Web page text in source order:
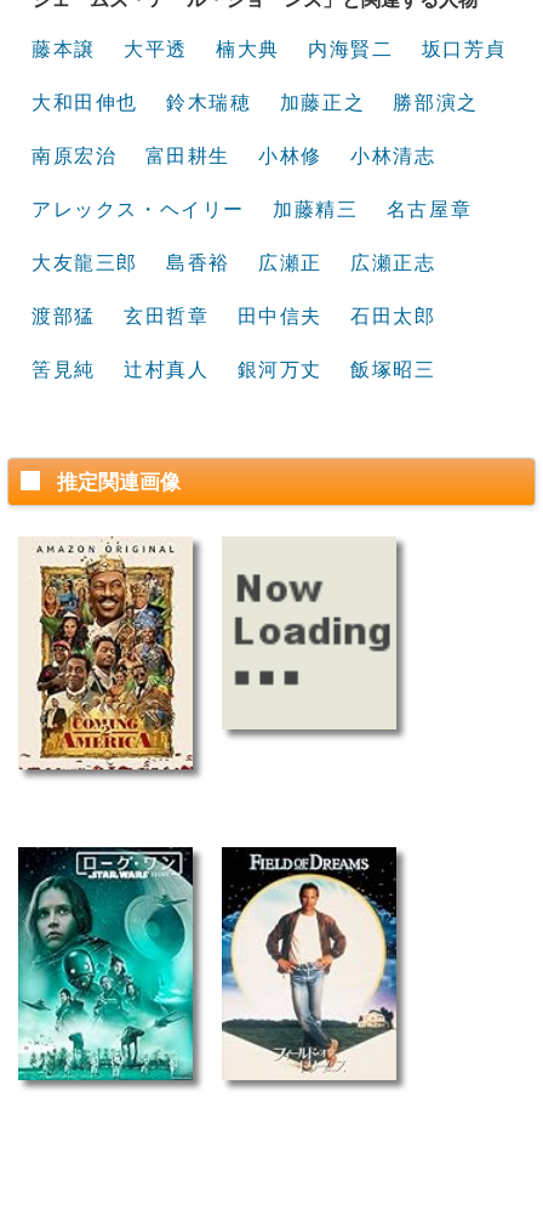
藤本譲 大平透 楠大典 内海賢二 坂口芳貞
大和田伸也 鈴木瑞穂 加藤正之 勝部演之
南原宏治 富田耕生 小林修 小林清志
アレックス・ヘイリー 加藤精三 名古屋章
大友龍三郎 島香裕 広瀬正 広瀬正志
渡部猛 玄田哲章 田中信夫 石田太郎
筈見純 辻村真人 銀河万丈 飯塚昭三
推定関連画像